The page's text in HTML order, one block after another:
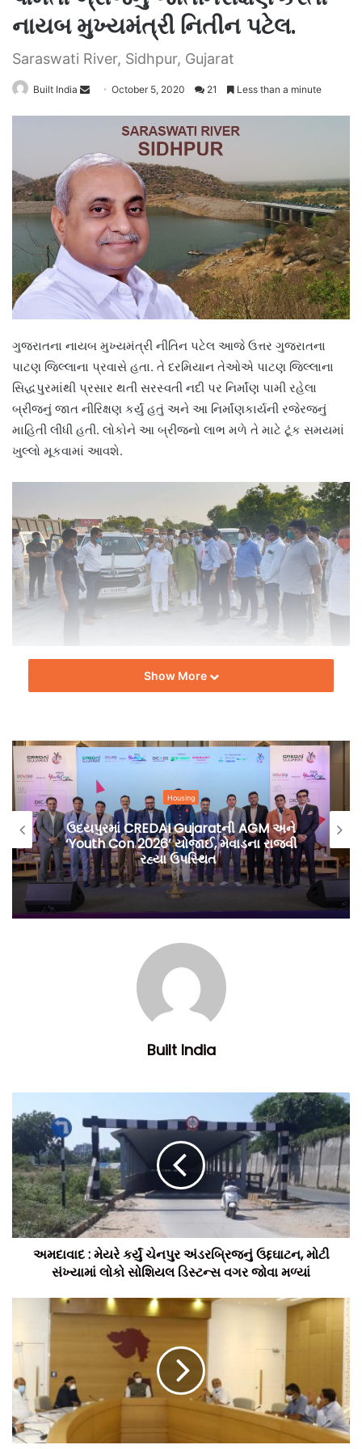
નાયબ મુખ્યમંત્રી નિતીન પટેલ.
Saraswati River, Sidhpur, Gujarat
Built India
SendOctober 5, 2020 21 Less than a minute
ગુજરાતના નાયબ મુખ્યમંત્રી નીતિન પટેલ આજે ઉત્તર ગુજરાતના
પાટણ જિલ્લાના પ્રવાસે હતા. તે દરમિયાન તેઓએ પાટણ જિલ્લાના
સિદ્ધપુરમાંથી પ્રસાર થતી સરસ્વતી નદી પર નિર્માંણ પામી રહેલા
બ્રીજનું જાત નીરિક્ષણ કર્યું હતું અને આ નિર્માંણકાર્યની રજેરજનું
માહિતી લીધી હતી. લોકોને આ બ્રીજનો લાભ મળે તે માટે ટૂંક સમયમાં
ખુલ્લો મૂકવામાં આવશે.
Show More
Housing
ઉદયપુરમાં CREDAI Gujaratની AGM અને
‘Youth Con 2026’ યોજાઈ, મેવાડના રાજવી
રહ્યા ઉપસ્થિત
Built India
અમદાવાદ : મેયરે કર્યું ચેનપુર અંડરબ્રિજનું ઉદ્દઘાટન, મોટી
સંખ્યામાં લોકો સોશિયલ ડિસ્ટન્સ વગર જોવા મળ્યાં